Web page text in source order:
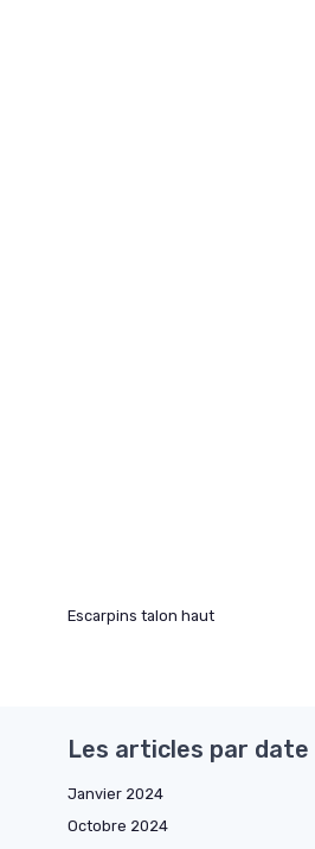
Escarpins talon haut
Les articles par date
Janvier 2024
Octobre 2024